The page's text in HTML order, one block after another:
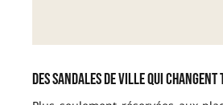
Des sandales de ville qui